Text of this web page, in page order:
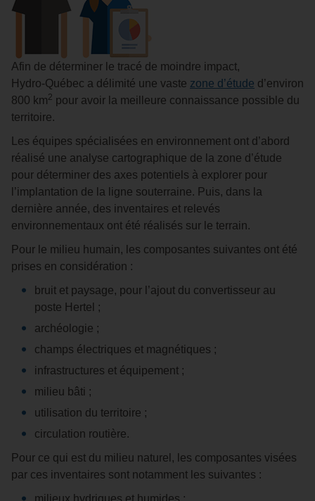
Afin de déterminer le tracé de moindre impact,
Hydro‑Québec a délimité une vaste zone d’étude d’environ
800 km2 pour avoir la meilleure connaissance possible du
territoire.
Les équipes spécialisées en environnement ont d’abord
réalisé une analyse cartographique de la zone d’étude
pour déterminer des axes potentiels à explorer pour
l’implantation de la ligne souterraine. Puis, dans la
dernière année, des inventaires et relevés
environnementaux ont été réalisés sur le terrain.
Pour le milieu humain, les composantes suivantes ont été
prises en considération :
bruit et paysage, pour l’ajout du convertisseur au
poste Hertel ;
archéologie ;
champs électriques et magnétiques ;
infrastructures et équipement ;
milieu bâti ;
utilisation du territoire ;
circulation routière.
Pour ce qui est du milieu naturel, les composantes visées
par ces inventaires sont notamment les suivantes :